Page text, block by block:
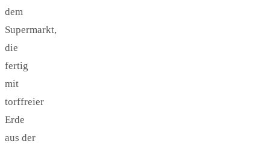
dem
Supermarkt,
die
fertig
mit
torffreier
Erde
aus der